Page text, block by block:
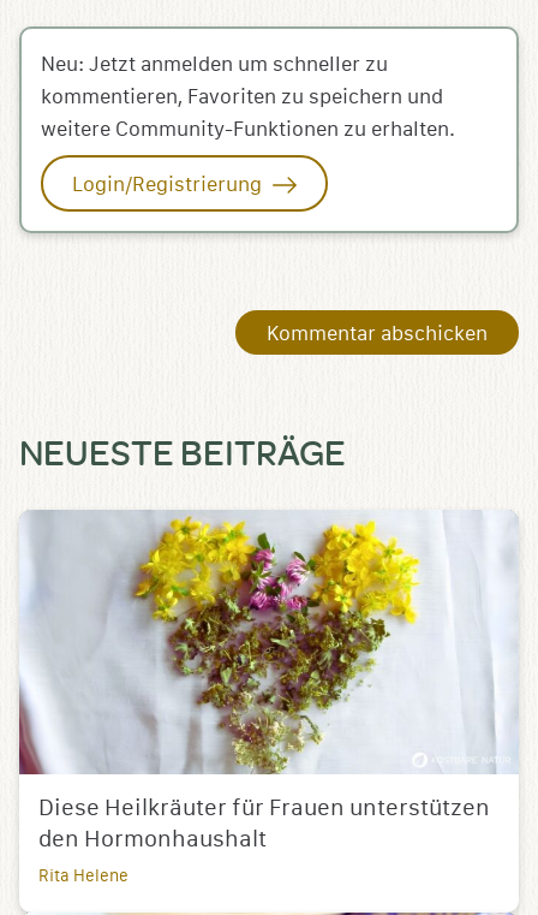
Neu: Jetzt anmelden um schneller zu
kommentieren, Favoriten zu speichern und
weitere Community-Funktionen zu erhalten.
Login/Registrierung
NEUESTE BEITRÄGE
Diese Heilkräuter für Frauen unterstützen
den Hormonhaushalt
Rita Helene